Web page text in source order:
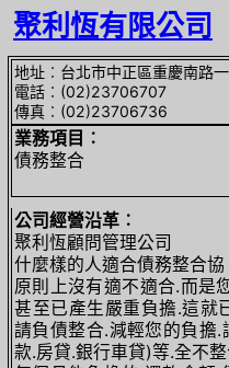
聚利恆有限公司
地址︰台北市中正區重慶南路
電話︰(02)23706707
傳真︰(02)23706736
業務項目︰
債務整合
公司經營沿革︰
聚利恆顧問管理公司
什麼樣的人適合債務整合協
原則上沒有適不適合.而是
甚至已產生嚴重負擔.這就
請負債整合.減輕您的負擔
款.房貸.銀行車貸)等.全不